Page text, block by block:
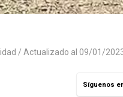
/ Actualizado al 09/01/
Síguenos